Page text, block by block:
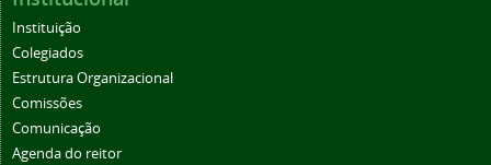
Instituição
Colegiados
Estrutura Organizacional
Comissões
Comunicação
Agenda do reitor